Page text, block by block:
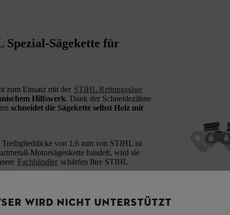
Sägekette für
zum Einsatz mit der STIHL Rettungssäge
Hilfswerk. Dank der Schneidezähne
schneidet die Sägekette selbst Holz mit
von 1,6 mm von STIHL ist
Motorsägenkette handelt, wird sie
Fachhändler schärfen Ihre STIHL
WIRD NICHT UNTERSTÜTZT